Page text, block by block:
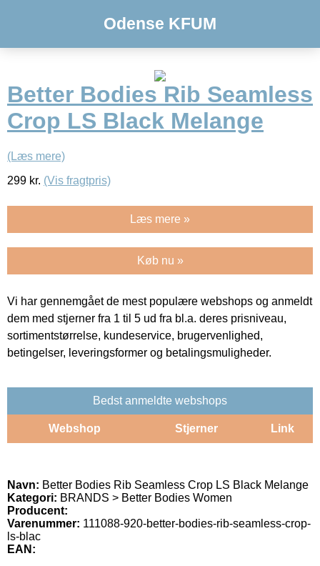
Odense KFUM
Better Bodies Rib Seamless
Crop LS Black Melange
(Læs mere)
299 kr. (Vis fragtpris)
Læs mere »
Køb nu »
Vi har gennemgået de mest populære webshops og anmeldt
dem med stjerner fra 1 til 5 ud fra bl.a. deres prisniveau,
sortimentstørrelse, kundeservice, brugervenlighed,
betingelser, leveringsformer og betalingsmuligheder.
Bedst anmeldte webshops
Webshop Stjerner Link
Navn: Better Bodies Rib Seamless Crop LS Black Melange
Kategori: BRANDS > Better Bodies Women
Producent:
Varenummer: 111088-920-better-bodies-rib-seamless-crop-
ls-blac
EAN: